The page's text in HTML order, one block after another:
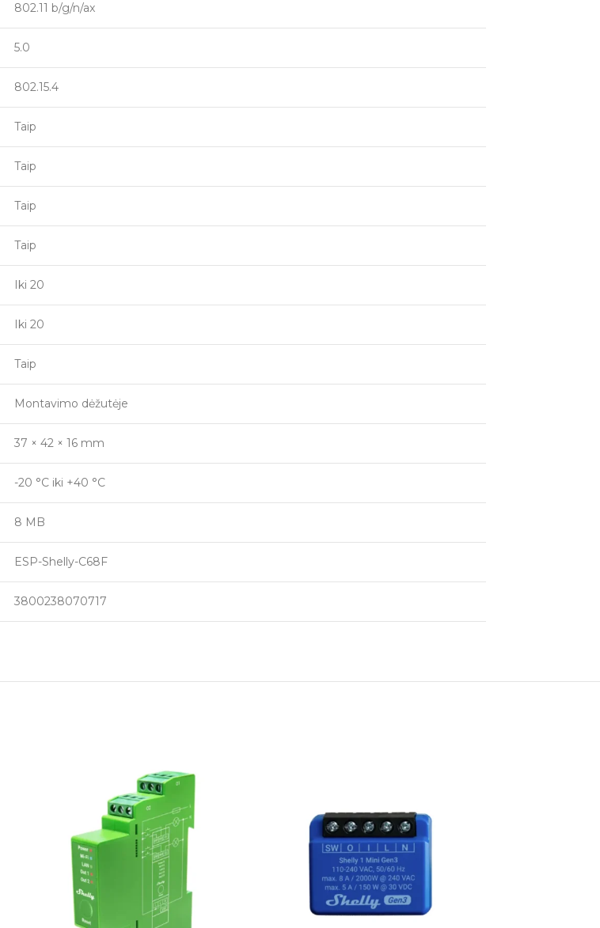
802.11 b/g/n/ax
5.0
802.15.4
Taip
Taip
Taip
Taip
Iki 20
Iki 20
Taip
Montavimo dėžutėje
37 × 42 × 16 mm
-20 °C iki +40 °C
8 MB
ESP-Shelly-C68F
3800238070717